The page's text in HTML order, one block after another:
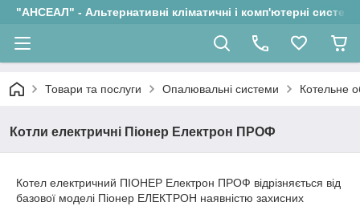
"АНСЕАЛ" - Альтернативні кліматичні і комп'ютерні системи
Товари та послуги Опалювальні системи Котельне
Котли електричні Піонер Електрон ПРОФ
Котел електричний ПІОНЕР Електрон ПРОФ відрізняється від
базової моделі Піонер ЕЛЕКТРОН наявністю захисних